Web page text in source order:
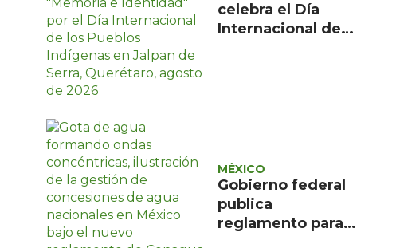
Opinión
celebra el Día
Internacional de
MÉXICO
Gobierno federal
publica
reglamento para